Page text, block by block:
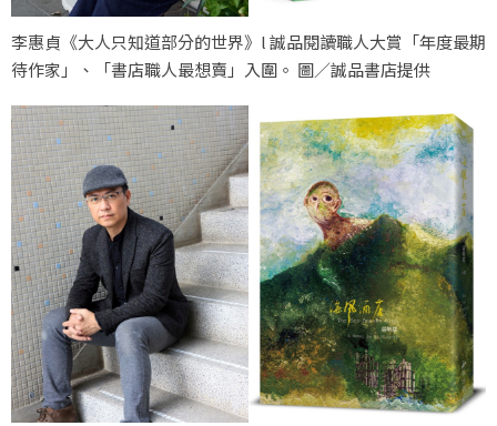
李惠貞《大人只知道部分的世界》l 誠品閱讀職人大賞「年度最期
待作家」、「書店職人最想賣」入圍。 圖／誠品書店提供